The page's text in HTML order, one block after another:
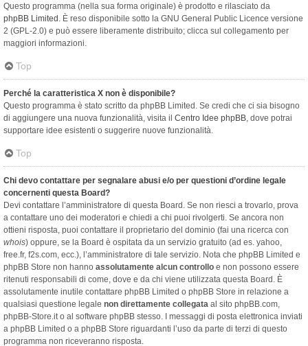
Questo programma (nella sua forma originale) è prodotto e rilasciato da
phpBB Limited . È reso disponibile sotto la GNU General Public Licence versione
2 (GPL-2.0) e può essere liberamente distribuito; clicca sul collegamento per
maggiori informazioni.
Top
Perché la caratteristica X non è disponibile?
Questo programma è stato scritto da phpBB Limited. Se credi che ci sia bisogno
di aggiungere una nuova funzionalità, visita il Centro Idee phpBB, dove potrai
supportare idee esistenti o suggerire nuove funzionalità.
Top
Chi devo contattare per segnalare abusi e/o per questioni d’ordine legale
concernenti questa Board?
Devi contattare l’amministratore di questa Board. Se non riesci a trovarlo, prova
a contattare uno dei moderatori e chiedi a chi puoi rivolgerti. Se ancora non
ottieni risposta, puoi contattare il proprietario del dominio (fai una ricerca con
whois) oppure, se la Board è ospitata da un servizio gratuito (ad es. yahoo,
free.fr, f2s.com, ecc.), l’amministratore di tale servizio. Nota che phpBB Limited e
phpBB Store non hanno assolutamente alcun controllo e non possono essere
ritenuti responsabili di come, dove e da chi viene utilizzata questa Board. È
assolutamente inutile contattare phpBB Limited o phpBB Store in relazione a
qualsiasi questione legale non direttamente collegata al sito phpBB.com,
phpBB-Store.it o al software phpBB stesso. I messaggi di posta elettronica inviati
a phpBB Limited o a phpBB Store riguardanti l’uso da parte di terzi di questo
programma non riceveranno risposta.